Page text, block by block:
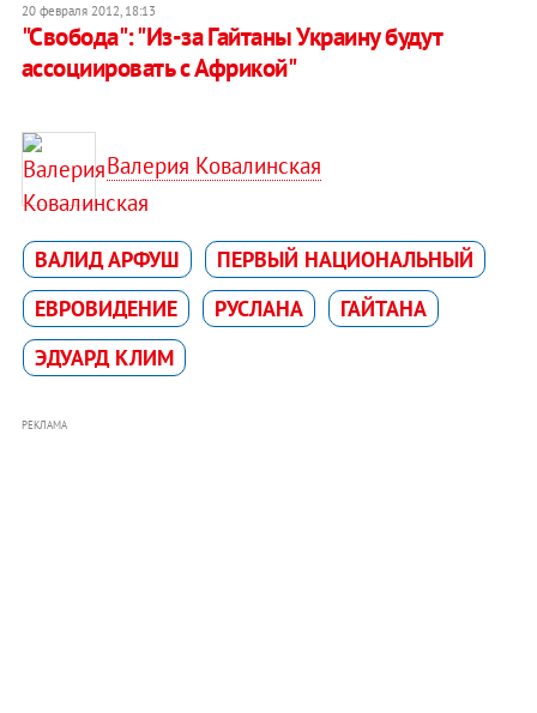
20 февраля 2012, 18:13
"Свобода": "Из-за Гайтаны Украину будут
ассоциировать с Африкой"
Валерия Ковалинская
ВАЛИД АРФУШ
ПЕРВЫЙ НАЦИОНАЛЬНЫЙ
ЕВРОВИДЕНИЕ
РУСЛАНА
ГАЙТАНА
ЭДУАРД КЛИМ
РЕКЛАМА